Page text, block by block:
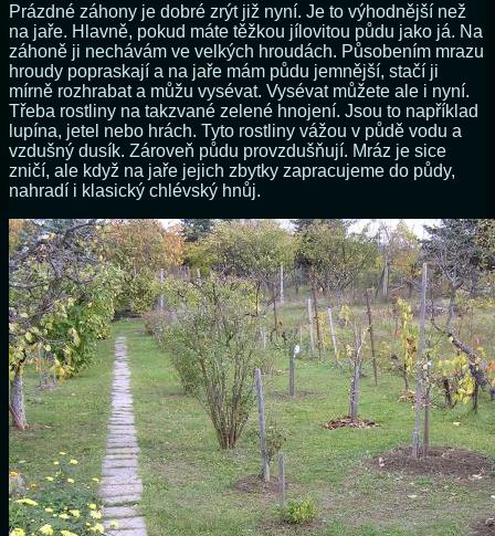
Prázdné záhony je dobré zrýt již nyní. Je to výhodnější než
na jaře. Hlavně, pokud máte těžkou jílovitou půdu jako já. Na
záhoně ji nechávám ve velkých hroudách. Působením mrazu
hroudy popraskají a na jaře mám půdu jemnější, stačí ji
mírně rozhrabat a můžu vysévat. Vysévat můžete ale i nyní.
Třeba rostliny na takzvané zelené hnojení. Jsou to například
lupína, jetel nebo hrách. Tyto rostliny vážou v půdě vodu a
vzdušný dusík. Zároveň půdu provzdušňují. Mráz je sice
zničí, ale když na jaře jejich zbytky zapracujeme do půdy,
nahradí i klasický chlévský hnůj.